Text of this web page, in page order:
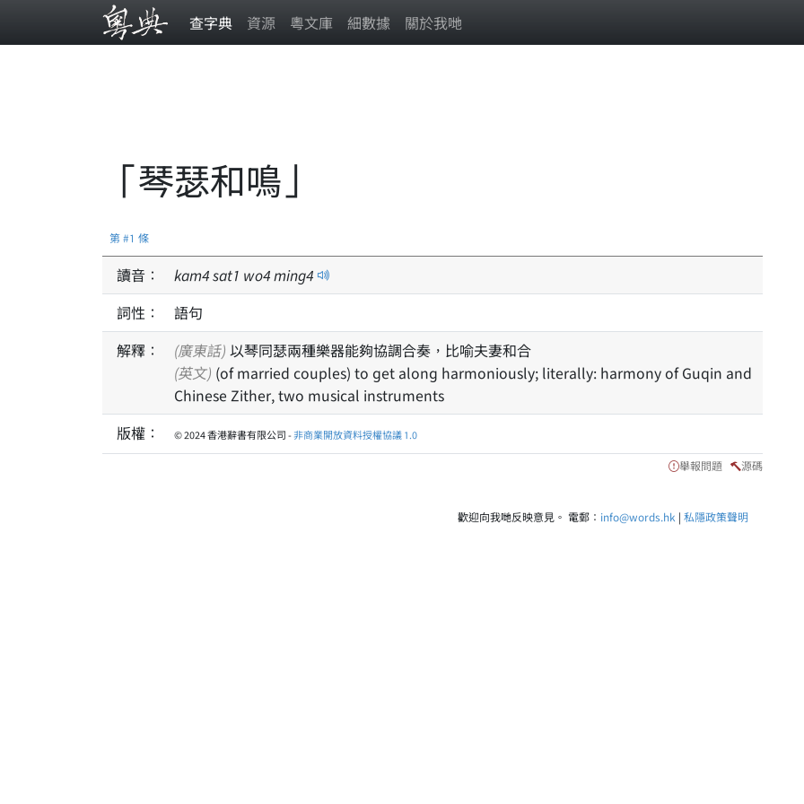
查字典 資源 粵文庫 細數據 關於我哋
「琴瑟和鳴」
第 #1 條
讀音： kam4sat1 wo4ming4
詞性：
語句
解釋：
(廣東話) 以琴同瑟兩種樂器能夠協調合奏，比喻夫妻和合
(英文) (of married couples) to get along harmoniously; literally: harmony of Guqin and
Chinese Zither, two musical instruments
版權：
© 2024 香港辭書有限公司 -非商業開放資料授權協議 1.0
舉報問題 源碼
歡迎向我哋反映意見。 電郵： info@words.hk | 私隱政策聲明